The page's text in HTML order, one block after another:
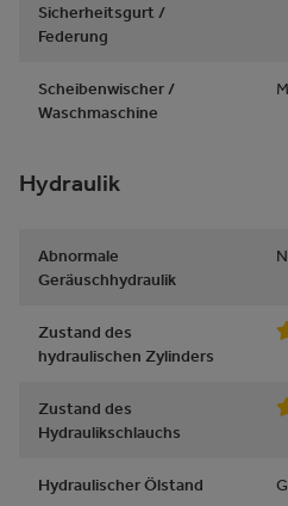
Sicherheitsgurt /
Federung
Scheibenwischer /
Waschmaschine
Hydraulik
Abnormale
Geräuschhydraulik
Zustand des
hydraulischen Zylinders
Zustand des
Hydraulikschlauchs
Hydraulischer Ölstand